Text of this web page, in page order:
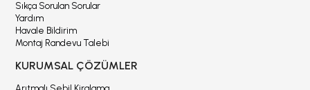
Sıkça Sorulan Sorular
Yardım
Havale Bildirim
Montaj Randevu Talebi
KURUMSAL ÇÖZÜMLER